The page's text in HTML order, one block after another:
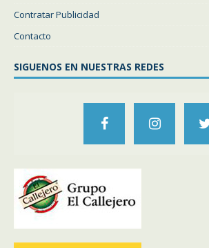
Contratar Publicidad
Contacto
SIGUENOS EN NUESTRAS REDES